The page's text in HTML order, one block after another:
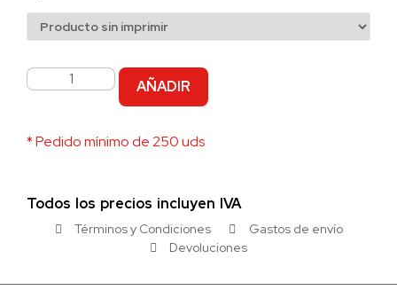
AÑADIR
* Pedido mínimo de 250 uds
Todos los precios incluyen IVA
Términos y Condiciones
Gastos de envío
Devoluciones